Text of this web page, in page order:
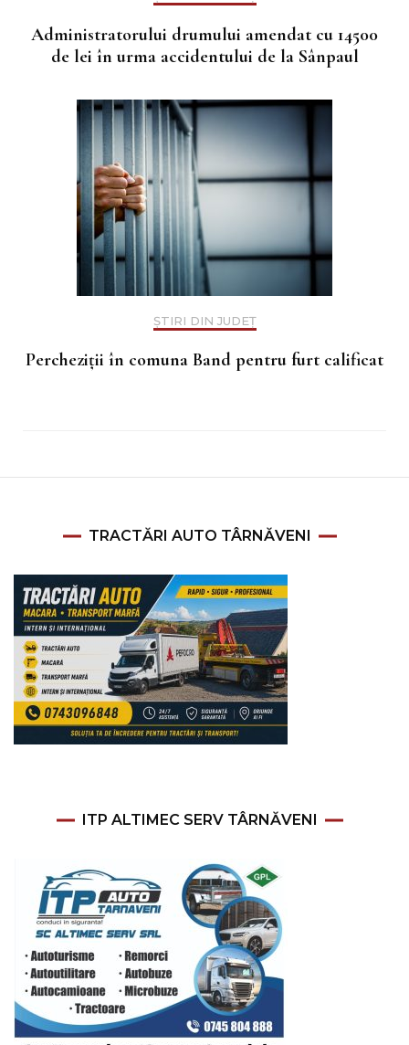
Administratorului drumului amendat cu 14500
de lei în urma accidentului de la Sânpaul
ȘTIRI DIN JUDEȚ
Percheziții în comuna Band pentru furt calificat
TRACTĂRI AUTO TÂRNĂVENI
ITP ALTIMEC SERV TÂRNĂVENI